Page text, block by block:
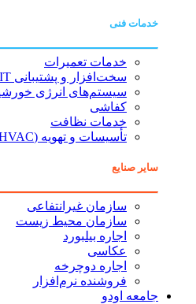
خدمات فنی
خدمات تعمیرات
سخت‌افزار و پشتیبانی IT
سیستم‌های انرژی
کفاشی
خدمات نظافت
تأسیسات و تهویه (HVAC)
سایر صنایع
سازمان غیرانتفاعی
سازمان محیط زیست
اجاره بیلبورد
عکاسی
اجاره دوچرخه
فروشنده نرم‌افزار
جامعه اودو